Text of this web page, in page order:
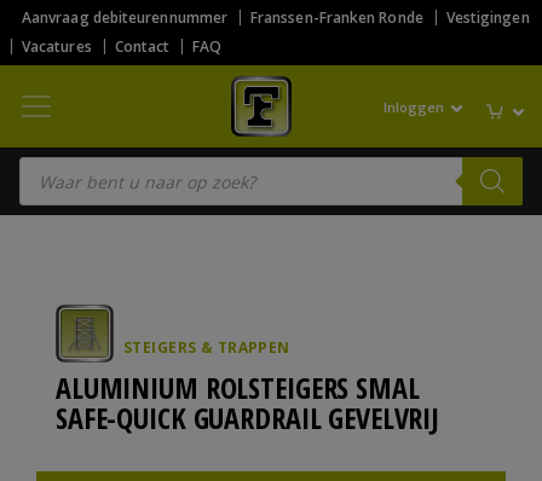
Aanvraag debiteurennummer Franssen-Franken Ronde
Vestigingen
Vacatures
Contact FAQ
Inloggen
Producten zoeken
STEIGERS & TRAPPEN
ALUMINIUM ROLSTEIGERS SMAL
SAFE-QUICK GUARDRAIL GEVELVRIJ